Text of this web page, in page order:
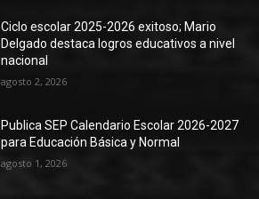
Ciclo escolar 2025-2026 exitoso; Mario
Delgado destaca logros educativos a nivel
nacional
agosto 2, 2026
Publica SEP Calendario Escolar 2026-2027
para Educación Básica y Normal
agosto 1, 2026